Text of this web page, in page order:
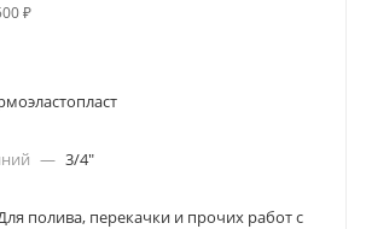
₽
— 3/4"
полива, перекачки и прочих работ с